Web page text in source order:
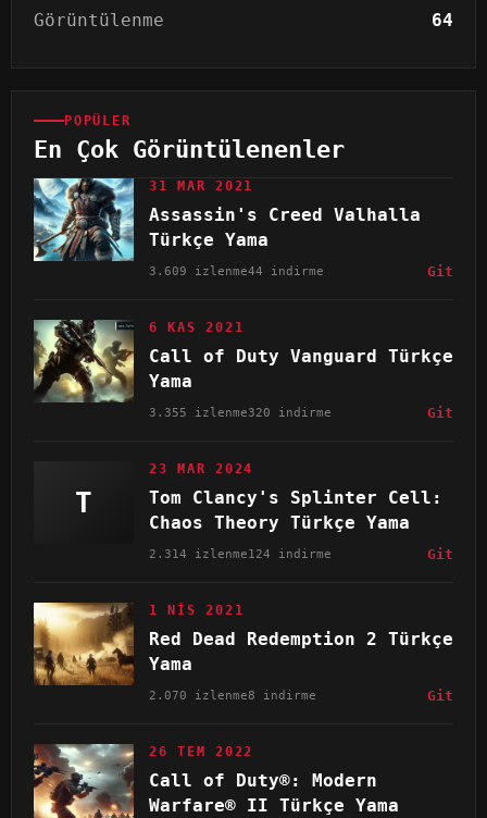
Görüntülenme 64
POPÜLER
En Çok Görüntülenenler
31 MAR 2021
Assassin's Creed Valhalla
Türkçe Yama
3.609 izlenme44 indirme Git
6 KAS 2021
Call of Duty Vanguard Türkçe
Yama
3.355 izlenme320 indirme Git
T
23 MAR 2024
Tom Clancy's Splinter Cell:
Chaos Theory Türkçe Yama
2.314 izlenme124 indirme Git
1 NIS 2021
Red Dead Redemption 2 Türkçe
Yama
2.070 izlenme8 indirme Git
26 TEM 2022
Call of Duty®: Modern
Warfare® II Türkçe Yama